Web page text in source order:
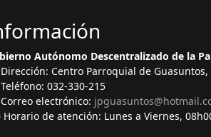
Autónomo Descentralizado de la
Dirección: Centro Parroquial de
032-330-215
electrónico:
Horario de atención: Lunes a Viernes,